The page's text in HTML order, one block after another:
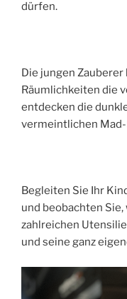
dürfen.
Die jungen
Räumlichkeiten die
entdecken die
vermeintlichen Mad-
Begleiten Sie Ihr
und beobachten
zahlreichen
und seine ganz